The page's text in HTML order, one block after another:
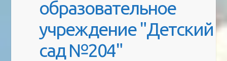
образовательное
учреждение "Детский
сад №204"